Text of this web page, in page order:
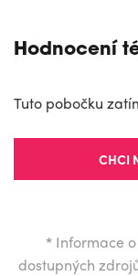
Hodnocení
Tuto pobočku
CHCI
* Informace
dostupných